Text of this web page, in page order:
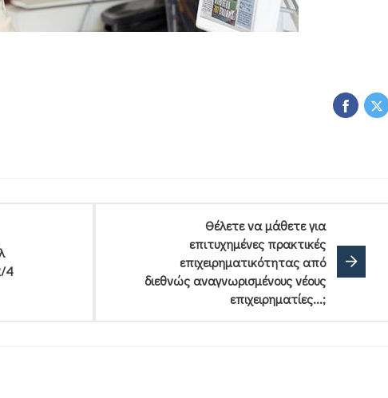
4
Θέλετε να μάθετε για
επιτυχημένες πρακτικές
επιχειρηματικότητας από
διεθνώς αναγνωρισμένους νέους
επιχειρηματίες...;